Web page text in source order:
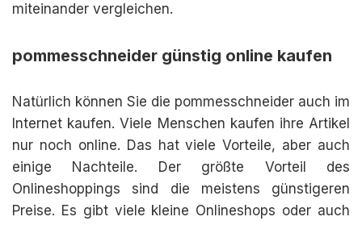
miteinander vergleichen.
pommesschneider günstig online kaufen
Natürlich können Sie die pommesschneider auch im
Internet kaufen. Viele Menschen kaufen ihre Artikel
nur noch online. Das hat viele Vorteile, aber auch
einige Nachteile. Der größte Vorteil des
Onlineshoppings sind die meistens günstigeren
Preise. Es gibt viele kleine Onlineshops oder auch